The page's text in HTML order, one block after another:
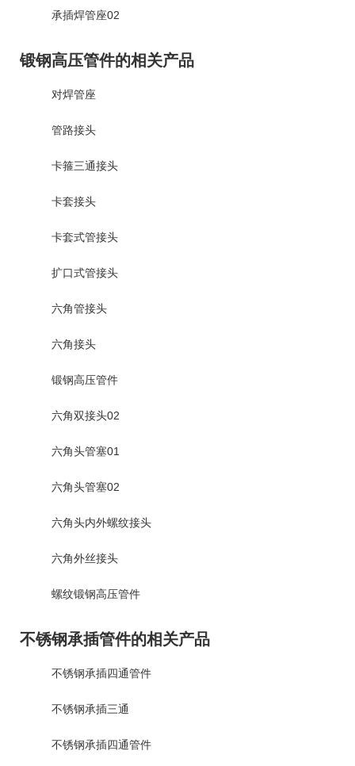
承插焊管座02
锻钢高压管件的相关产品
对焊管座
管路接头
卡箍三通接头
卡套接头
卡套式管接头
扩口式管接头
六角管接头
六角接头
锻钢高压管件
六角双接头02
六角头管塞01
六角头管塞02
六角头内外螺纹接头
六角外丝接头
螺纹锻钢高压管件
不锈钢承插管件的相关产品
不锈钢承插四通管件
不锈钢承插三通
不锈钢承插四通管件